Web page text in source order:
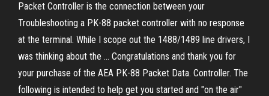
Packet Controller is the connection between your
Troubleshooting a PK-88 packet controller with no response
at the terminal. While I scope out the 1488/1489 line drivers, I
was thinking about the … Congratulations and thank you for
your purchase of the AEA PK-88 Packet Data. Controller. The
following is intended to help get you started and "on the air"